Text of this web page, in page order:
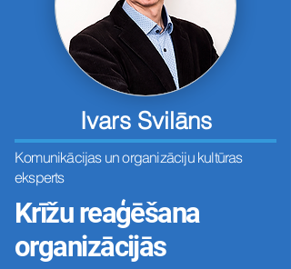
Ivars Svilāns
Komunikācijas un organizāciju kultūras
eksperts
Krīžu reaģēšana
organizācijās